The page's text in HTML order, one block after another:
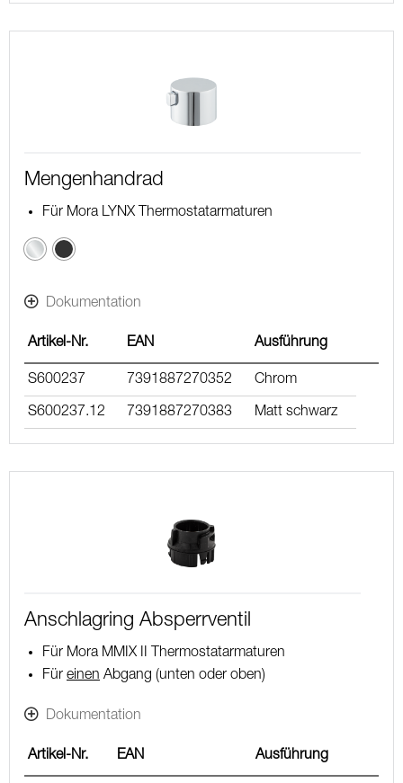
Mengenhandrad
Für Mora LYNX Thermostatarmaturen
Chrom
Dokumentation
Artikel-Nr. EAN Ausführung
S600237 7391887270352 Chrom
S600237.12 7391887270383 Matt schwarz
Anschlagring Absperrventil
Für Mora MMIX II Thermostatarmaturen
Für einen Abgang (unten oder oben)
Dokumentation
Artikel-Nr. EAN Ausführung